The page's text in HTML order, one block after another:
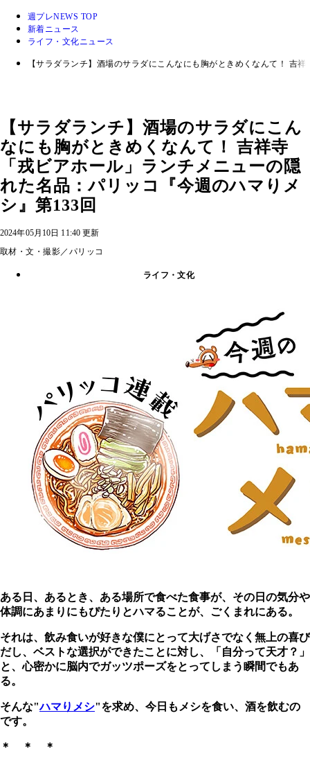
週プレNEWS TOP
新着ニュース
ライフ・文化ニュース
【サラダランチ】酒場のサラダにこんなにも胸がときめくなんて！ 吉
【サラダランチ】酒場のサラダにこん
なにも胸がときめくなんて！ 吉祥寺
「戎ビアホール」ランチメニューの隠
れた名品：パリッコ『今週のハマりメ
シ』第133回
2024年05月10日 11:40 更新
取材・文・撮影／パリッコ
ライフ・文化
ある日、あるとき、ある場所で食べた食事が、その日の気分や
体調にあまりにもぴたりとハマることが、ごくまれにある。
それは、飲み食いが好きな僕にとって大げさでなく無上の喜び
だし、ベストな選択ができたことに対し、「自分って天才？」
と、心密かに脳内でガッツポーズをとってしまう瞬間でもあ
る。
そんな"ハマりメシ"を求め、今日もメシを食い、酒を飲むの
です。
＊ ＊ ＊